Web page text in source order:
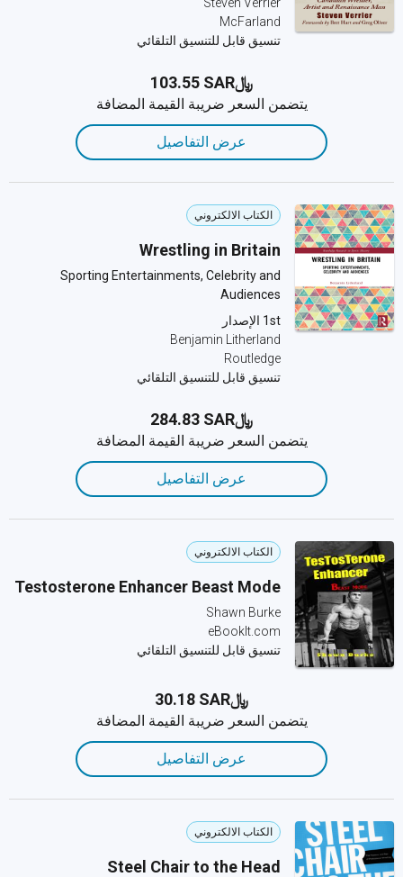
McFarland
تنسيق قابل للتنسيق التلقائي
﷼‎103.55 SAR
يتضمن السعر ضريبة القيمة المضافة
عرض التفاصيل
الكتاب الالكتروني
Wrestling in Britain
Sporting Entertainments, Celebrity and
Audiences
1st الإصدار
Benjamin Litherland
Routledge
تنسيق قابل للتنسيق التلقائي
﷼‎284.83 SAR
يتضمن السعر ضريبة القيمة المضافة
عرض التفاصيل
الكتاب الالكتروني
Testosterone Enhancer Beast Mode
Shawn Burke
eBookIt.com
تنسيق قابل للتنسيق التلقائي
﷼‎30.18 SAR
يتضمن السعر ضريبة القيمة المضافة
عرض التفاصيل
الكتاب الالكتروني
Steel Chair to the Head